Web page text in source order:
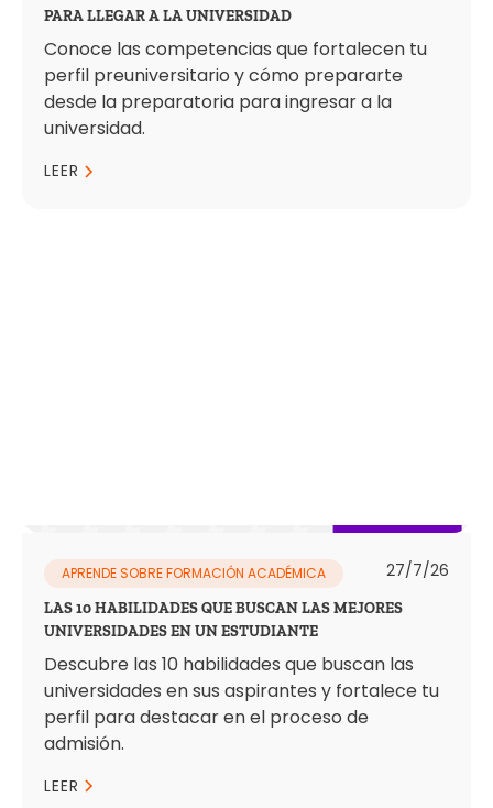
PARA LLEGAR A LA UNIVERSIDAD
Conoce las competencias que fortalecen tu
perfil preuniversitario y cómo prepararte
desde la preparatoria para ingresar a la
universidad.
LEER
APRENDE SOBRE FORMACIÓN ACADÉMICA 27/7/26
LAS 10 HABILIDADES QUE BUSCAN LAS MEJORES
UNIVERSIDADES EN UN ESTUDIANTE
Descubre las 10 habilidades que buscan las
universidades en sus aspirantes y fortalece tu
perfil para destacar en el proceso de
admisión.
LEER